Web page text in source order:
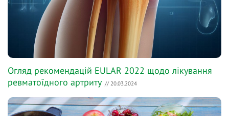
Огляд рекомендацій EULAR 2022 щодо лікування
ревматоїдного артриту // 20.03.2024